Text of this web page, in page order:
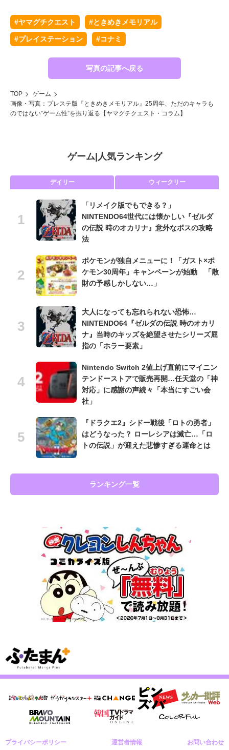
#ヤマグチクエスト #ときめきメモリアル
#プレイステーション #コナミ
写真の記事へ戻る
TOP
ゲーム
画像・写真：プレステ版『ときめきメモリアル』25周年、ただのキャラも
のではない”ゲーム性”を振り返る【ヤマグチクエスト・コラム】
ゲーム| 人気ランキング
デイリー ウィークリー
「リメイク版でもできる？」
NINTENDO64世代には懐かしい『ゼルダ
の伝説 時のオカリナ』意外なボスの攻略
法
ポケモンが独自メニューに！「ガスト×ポ
ケモン30周年」キャンペーンが始動 「散
財の予感しかしない…」
大人になっても忘れられない恐怖…
NINTENDO64『ゼルダの伝説 時のオカリ
ナ』当時のキッズを絶望させたシリーズ屈
指の「ホラー要素」
Nintendo Switch 2値上げ直前にマイニン
テンドーストアで販売再開…任天堂の「神
対応」に感謝の声続々「本当にすごい会
社」
『ドラクエ2』シドー戦後「ロトの勇者」
はどうなった？ ローレシアは滅亡…「ロ
トの伝説」が迎えた悲惨すぎる運命とは
ランキング一覧
プライバシーポリシー 運営者情報 お問い合わせ